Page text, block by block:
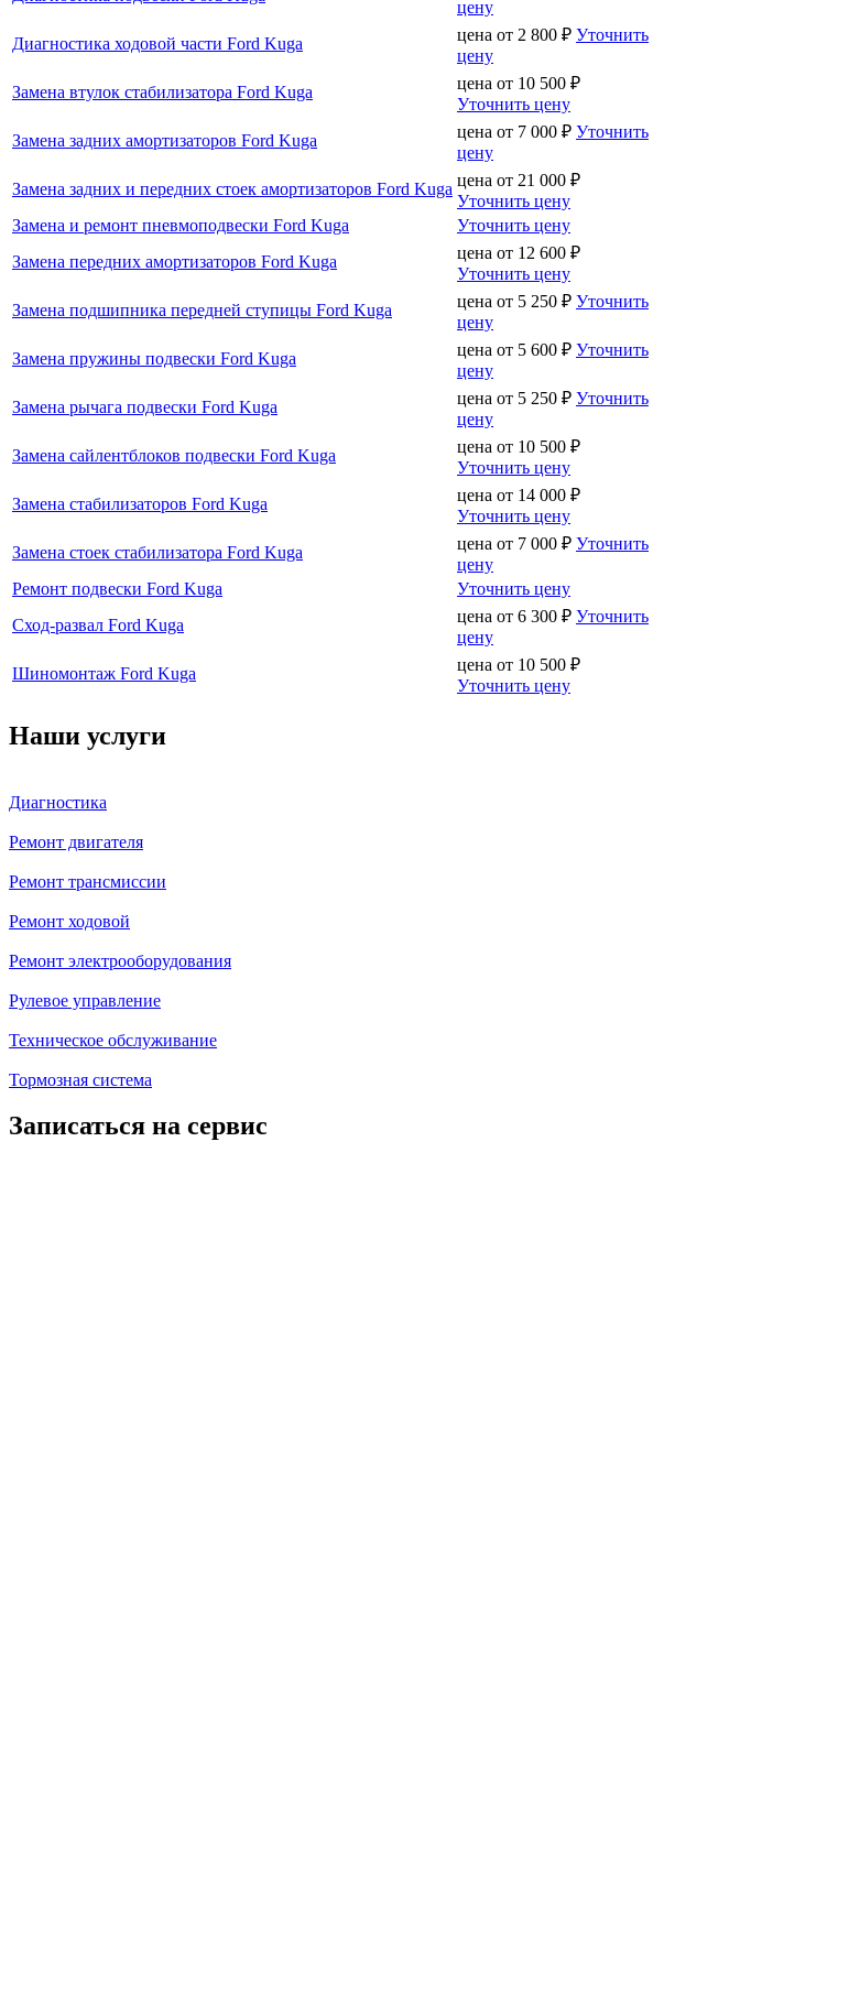
цену
Диагностика ходовой части Ford Kuga
цена от 2 800 ₽ Уточнить
цену
Замена втулок стабилизатора Ford Kuga
цена от 10 500 ₽
Уточнить цену
Замена задних амортизаторов Ford Kuga
цена от 7 000 ₽ Уточнить
цену
Замена задних и передних стоек амортизаторов Ford Kuga цена от 21 000 ₽
Уточнить цену
Замена и ремонт пневмоподвески Ford Kuga
Уточнить цену
Замена передних амортизаторов Ford Kuga
цена от 12 600 ₽
Уточнить цену
Замена подшипника передней ступицы Ford Kuga
цена от 5 250 ₽ Уточнить
цену
Замена пружины подвески Ford Kuga
цена от 5 600 ₽ Уточнить
цену
Замена рычага подвески Ford Kuga
цена от 5 250 ₽ Уточнить
цену
Замена сайлентблоков подвески Ford Kuga
цена от 10 500 ₽
Уточнить цену
Замена стабилизаторов Ford Kuga
цена от 14 000 ₽
Уточнить цену
Замена стоек стабилизатора Ford Kuga
цена от 7 000 ₽ Уточнить
цену
Ремонт подвески Ford Kuga
Уточнить цену
Сход-развал Ford Kuga
цена от 6 300 ₽ Уточнить
цену
Шиномонтаж Ford Kuga
цена от 10 500 ₽
Уточнить цену
Наши услуги
Диагностика
Ремонт двигателя
Ремонт трансмиссии
Ремонт ходовой
Ремонт электрооборудования
Рулевое управление
Техническое обслуживание
Тормозная система
Записаться на сервис